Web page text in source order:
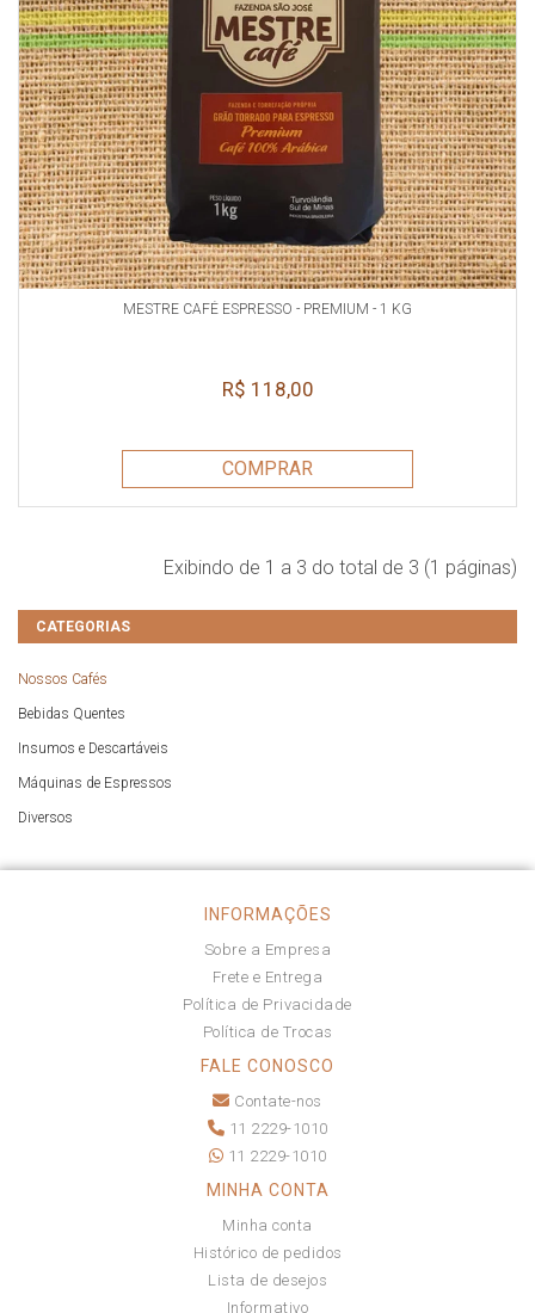
CATEGORIAS
Nossos Cafés
Bebidas Quentes
Insumos e Descartáveis
Máquinas de Espressos
Diversos
MESTRE CAFÉ ESPRESSO - PREMIUM - 1 KG
R$ 118,00
COMPRAR
Exibindo de 1 a 3 do total de 3 (1 páginas)
INFORMAÇÕES
Sobre a Empresa
Frete e Entrega
Política de Privacidade
Política de Trocas
FALE CONOSCO
Contate-nos
11 2229-1010
11 2229-1010
MINHA CONTA
Minha conta
Histórico de pedidos
Lista de desejos
Informativo